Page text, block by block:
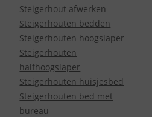
Steigerhout afwerken
Steigerhouten bedden
Steigerhouten hoogslaper
Steigerhouten
halfhoogslaper
Steigerhouten huisjesbed
Steigerhouten bed met
bureau